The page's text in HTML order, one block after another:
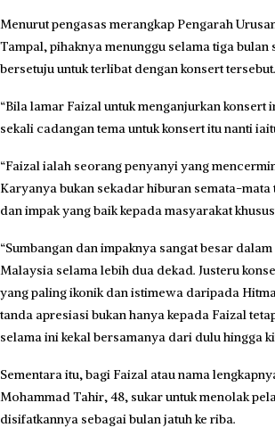
Menurut pengasas merangkap Pengarah
Tampal, pihaknya menunggu selama tiga bulan
bersetuju untuk terlibat dengan konsert tersebut.
“Bila lamar Faizal untuk menganjurkan konsert
sekali cadangan tema untuk konsert itu nanti
“Faizal ialah seorang penyanyi yang
Karyanya bukan sekadar hiburan semata-mata
dan impak yang baik kepada masyarakat
“Sumbangan dan impaknya sangat besar
Malaysia selama lebih dua dekad. Justeru
yang paling ikonik dan istimewa daripada
tanda apresiasi bukan hanya kepada Faizal
selama ini kekal bersamanya dari dulu hingga
Sementara itu, bagi Faizal atau nama
Mohammad Tahir, 48, sukar untuk menolak
disifatkannya sebagai bulan jatuh ke riba.